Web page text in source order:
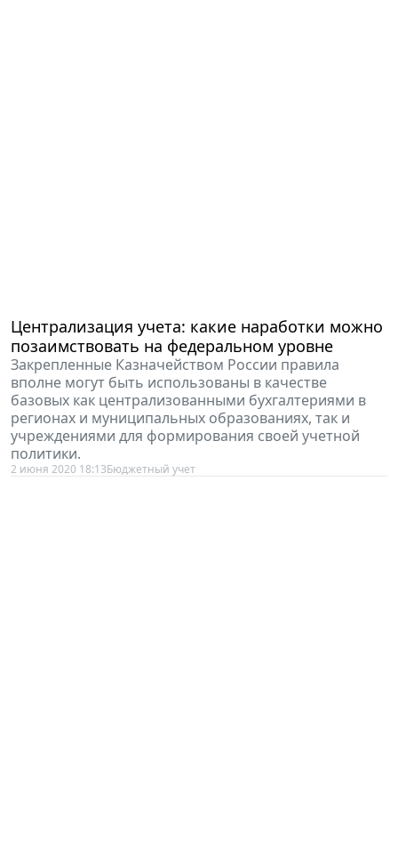
Централизация учета: какие наработки можно
позаимствовать на федеральном уровне
Закрепленные Казначейством России правила
вполне могут быть использованы в качестве
базовых как централизованными бухгалтериями в
регионах и муниципальных образованиях, так и
учреждениями для формирования своей учетной
политики.
2 июня 2020 18:13Бюджетный учет